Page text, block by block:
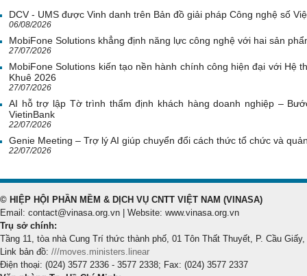
DCV - UMS được Vinh danh trên Bản đồ giải pháp Công nghệ số
06/08/2026
MobiFone Solutions khẳng định năng lực công nghệ với hai sản
27/07/2026
MobiFone Solutions kiến tạo nền hành chính công hiện đại với Hệ
Khuê 2026
27/07/2026
AI hỗ trợ lập Tờ trình thẩm định khách hàng doanh nghiệp –
VietinBank
22/07/2026
Genie Meeting – Trợ lý AI giúp chuyển đổi cách thức tổ chức và
22/07/2026
© HIỆP HỘI PHẦN MỀM & DỊCH VỤ CNTT VIỆT NAM (VINASA)
Email: contact@vinasa.org.vn | Website: www.vinasa.org.vn
Trụ sở chính:
Tầng 11, tòa nhà Cung Trí thức thành phố, 01 Tôn Thất Thuyết, P. Cầu Giấy,
Link bản đồ: ///moves.ministers.linear
Điện thoại: (024) 3577 2336 - 3577 2338; Fax: (024) 3577 2337